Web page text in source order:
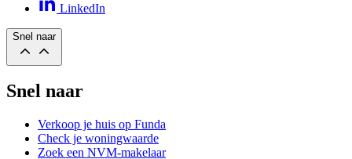
LinkedIn
Snel naar
Snel naar
Verkoop je huis op Funda
Check je woningwaarde
Zoek een NVM-makelaar